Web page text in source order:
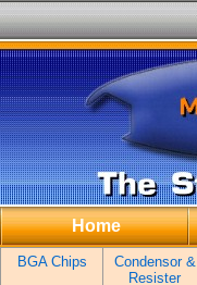
Home
BGA Chips
Condensor &
Resister